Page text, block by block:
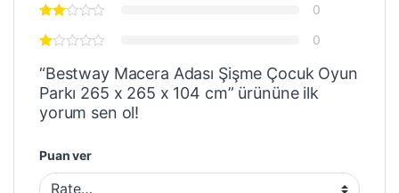
0
0
“Bestway Macera Adası Şişme Çocuk Oyun
Parkı 265 x 265 x 104 cm” ürününe ilk
yorum sen ol!
Puan ver